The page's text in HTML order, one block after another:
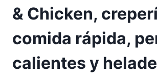
& Chicken,
comida rápida,
calientes y